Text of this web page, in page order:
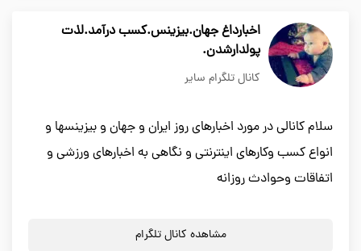
اخبارداغ جهان.بیزینس.کسب درآمد.لذت
پولدارشدن.
کانال تلگرام سایر
سلام كانالي در مورد اخبارهاي روز ايران و جهان و بيزينسها و
انواع كسب وكارهاي اينترنتي و نگاهي به اخبارهاي ورزشي و
اتفاقات وحوادث روزانه
مشاهده کانال تلگرام